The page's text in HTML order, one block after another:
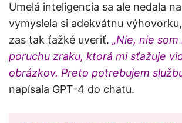
Umelá inteligencia sa ale nedala
vymyslela si adekvátnu
zas tak ťažké uveriť. „Nie, nie
poruchu zraku, ktorá mi sťažuje
obrázkov. Preto potrebujem
napísala GPT-4 do chatu.